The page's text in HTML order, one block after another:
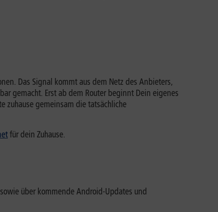
Das Signal kommt aus dem Netz des Anbieters,
gemacht. Erst ab dem Router beginnt Dein eigenes
zuhause gemeinsam die tatsächliche
für dein Zuhause.
über kommende Android-Updates und